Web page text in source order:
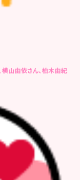
横山由依さん、柏木由紀